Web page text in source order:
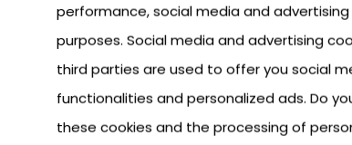
performance, social media and advertising
purposes. Social media and advertising
third parties are used to offer you social
functionalities and personalized ads. Do
these cookies and the processing of